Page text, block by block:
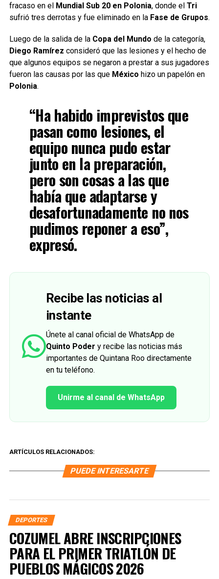
fracaso en el Mundial Sub 20 en Polonia, donde el Tri
sufrió tres derrotas y fue eliminado en la Fase de Grupos.
Luego de la salida de la Copa del Mundo de la categoría,
Diego Ramírez consideró que las lesiones y el hecho de
que algunos equipos se negaron a prestar a sus jugadores
fueron las causas por las que México hizo un papelón en
Polonia.
“Ha habido imprevistos que
pasan como lesiones, el
equipo nunca pudo estar
junto en la preparación,
pero son cosas a las que
había que adaptarse y
desafortunadamente no nos
pudimos reponer a eso”,
expresó.
Recibe las noticias al
instante
Únete al canal oficial de WhatsApp de
Quinto Poder y recibe las noticias más
importantes de Quintana Roo directamente
en tu teléfono.
Unirme al canal de WhatsApp
ARTÍCULOS RELACIONADOS:
PUEDE INTERESARTE
DEPORTES
COZUMEL ABRE INSCRIPCIONES
PARA EL PRIMER TRIATLÓN DE
PUEBLOS MÁGICOS 2026